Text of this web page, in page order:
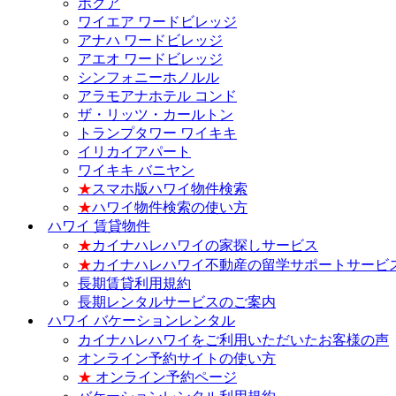
ホクア
ワイエア ワードビレッジ
アナハ ワードビレッジ
アエオ ワードビレッジ
シンフォニーホノルル
アラモアナホテル コンド
ザ・リッツ・カールトン
トランプタワー ワイキキ
イリカイアパート
ワイキキ バニヤン
★スマホ版ハワイ物件検索
★ハワイ物件検索の使い方
ハワイ 賃貸物件
★カイナハレハワイの家探しサービス
★カイナハレハワイ不動産の留学サポートサービ
長期賃貸利用規約
長期レンタルサービスのご案内
ハワイ バケーションレンタル
カイナハレハワイをご利用いただいたお客様の声
オンライン予約サイトの使い方
★ オンライン予約ページ